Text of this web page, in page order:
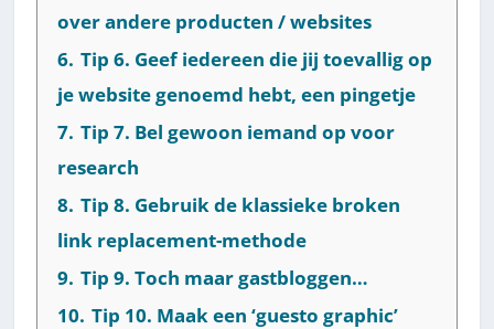
over andere producten / websites
6. Tip 6. Geef iedereen die jij toevallig op
je website genoemd hebt, een pingetje
7. Tip 7. Bel gewoon iemand op voor
research
8. Tip 8. Gebruik de klassieke broken
link replacement-methode
9. Tip 9. Toch maar gastbloggen…
10. Tip 10. Maak een ‘guesto graphic’